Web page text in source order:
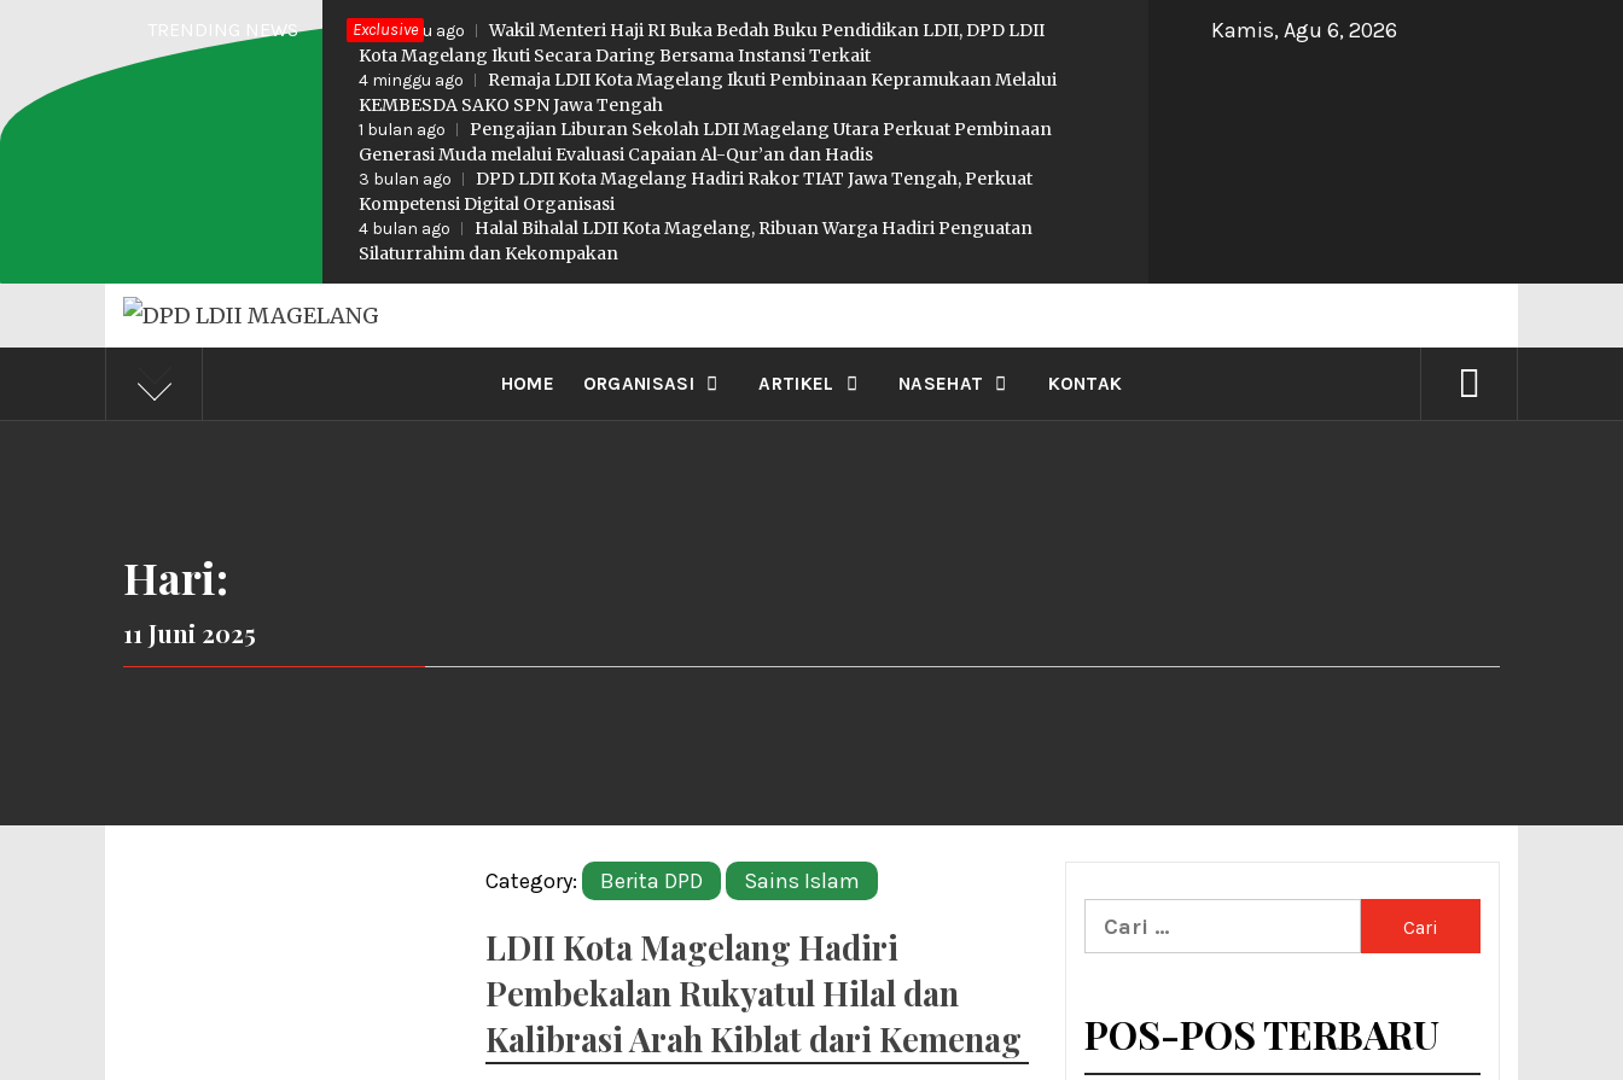
content
TRENDING NEWS Exclusive
3 minggu ago
Wakil Menteri Haji RI Buka Bedah Buku Pendidikan LDII, DPD LDII
Kota Magelang Ikuti Secara Daring Bersama Instansi Terkait
4 minggu ago
Remaja LDII Kota Magelang Ikuti Pembinaan Kepramukaan Melalui
KEMBESDA SAKO SPN Jawa Tengah
1 bulan ago
Pengajian Liburan Sekolah LDII Magelang Utara Perkuat Pembinaan
Generasi Muda melalui Evaluasi Capaian Al-Qur’an dan Hadis
3 bulan ago
DPD LDII Kota Magelang Hadiri Rakor TIAT Jawa Tengah, Perkuat
Kompetensi Digital Organisasi
4 bulan ago
Halal Bihalal LDII Kota Magelang, Ribuan Warga Hadiri Penguatan
Silaturrahim dan Kekompakan
Kamis, Agu 6, 2026
DPD LDII MAGELANG
Profesional Religius
HOME ORGANISASI ARTIKEL NASEHAT KONTAK
Hari:
11 Juni 2025
Category: Berita DPD Sains Islam
LDII Kota Magelang Hadiri
Pembekalan Rukyatul Hilal dan
Kalibrasi Arah Kiblat dari Kemenag
Cari
untuk:
POS-POS TERBARU